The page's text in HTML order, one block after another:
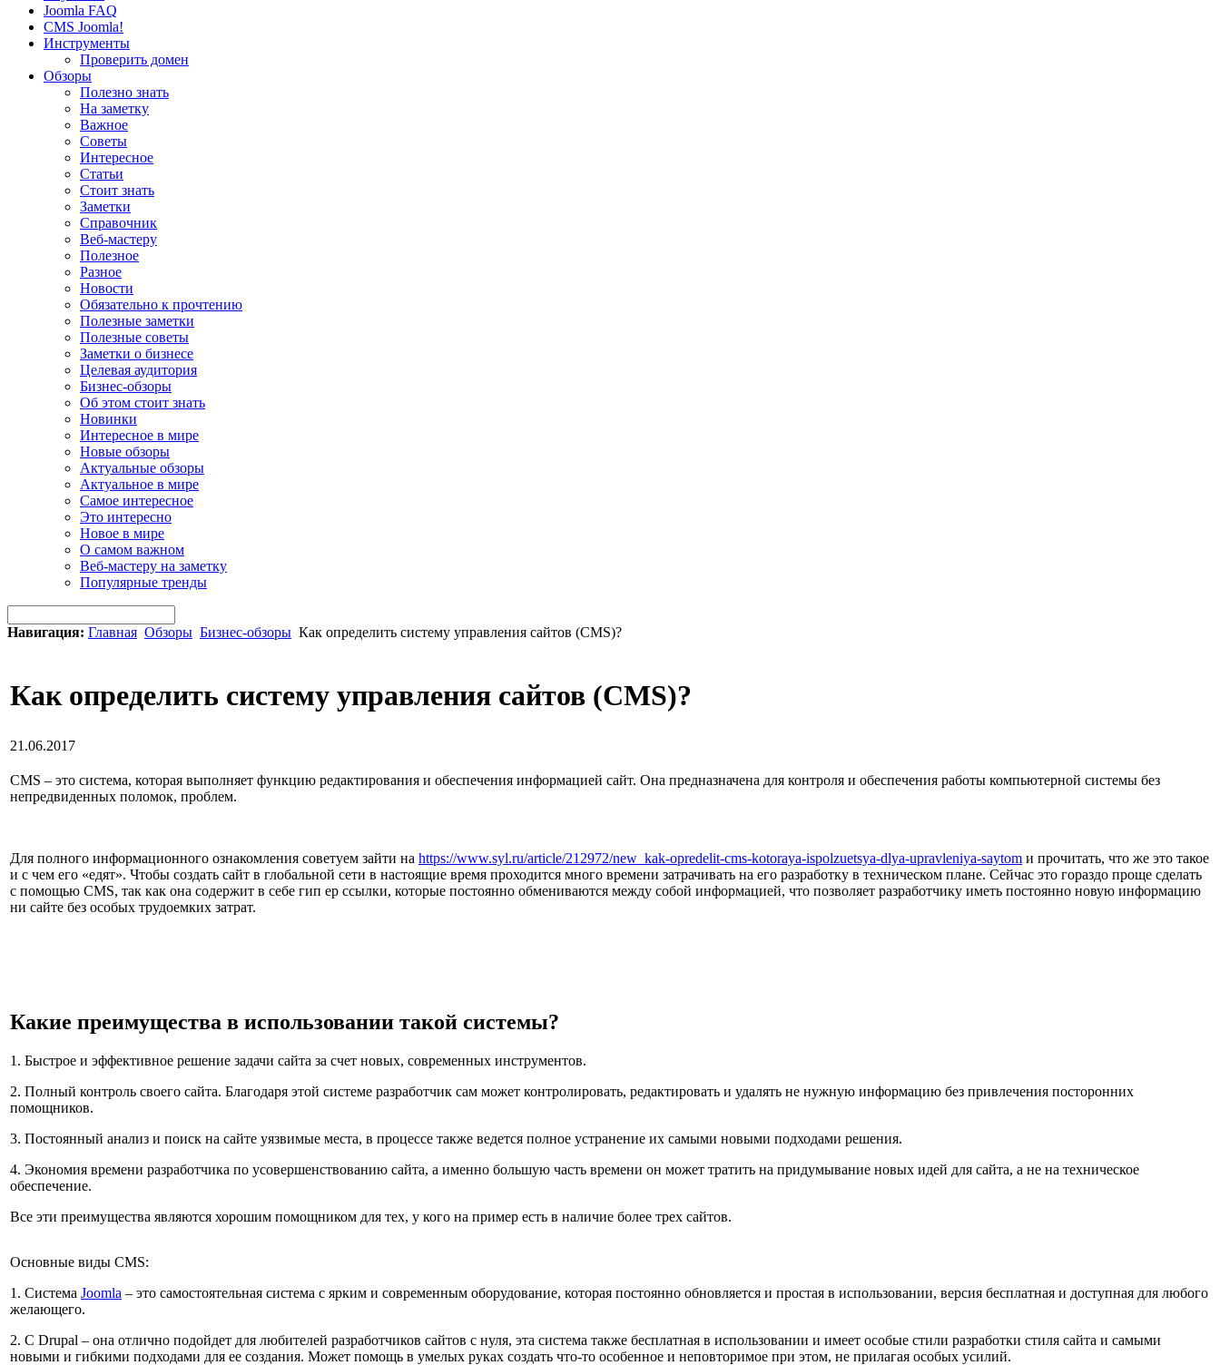
Joomla FAQ
CMS Joomla!
Инструменты
Проверить домен
Обзоры
Полезно знать
На заметку
Важное
Советы
Интересное
Статьи
Стоит знать
Заметки
Справочник
Веб-мастеру
Полезное
Разное
Новости
Обязательно к прочтению
Полезные заметки
Полезные советы
Заметки о бизнесе
Целевая аудитория
Бизнес-обзоры
Об этом стоит знать
Новинки
Интересное в мире
Новые обзоры
Актуальные обзоры
Актуальное в мире
Самое интересное
Это интересно
Новое в мире
О самом важном
Веб-мастеру на заметку
Популярные тренды
Навигация: Главная Обзоры Бизнес-обзоры Как определить систему управления сайтов (CMS)?
Как определить систему управления сайтов (CMS)?
21.06.2017
CMS – это система, которая выполняет функцию редактирования и обеспечения информацией сайт. Она предназначена для контроля и обеспечения работы компьютерной системы без
непредвиденных поломок, проблем.
Для полного информационного ознакомления советуем зайти на https://www.syl.ru/article/212972/new_kak-opredelit-cms-kotoraya-ispolzuetsya-dlya-upravleniya-saytom и прочитать, что же это такое
и с чем его «едят». Чтобы создать сайт в глобальной сети в настоящие время проходится много времени затрачивать на его разработку в техническом плане. Сейчас это гораздо проще сделать
с помощью CMS, так как она содержит в себе гип ер ссылки, которые постоянно обмениваются между собой информацией, что позволяет разработчику иметь постоянно новую информацию
ни сайте без особых трудоемких затрат.
Какие преимущества в использовании такой системы?
1. Быстрое и эффективное решение задачи сайта за счет новых, современных инструментов.
2. Полный контроль своего сайта. Благодаря этой системе разработчик сам может контролировать, редактировать и удалять не нужную информацию без привлечения посторонних
помощников.
3. Постоянный анализ и поиск на сайте уязвимые места, в процессе также ведется полное устранение их самыми новыми подходами решения.
4. Экономия времени разработчика по усовершенствованию сайта, а именно большую часть времени он может тратить на придумывание новых идей для сайта, а не на техническое
обеспечение.
Все эти преимущества являются хорошим помощником для тех, у кого на пример есть в наличие более трех сайтов.
Основные виды CMS:
1. Система Joomla – это самостоятельная система с ярким и современным оборудование, которая постоянно обновляется и простая в использовании, версия бесплатная и доступная для любого
желающего.
2. С Drupal – она отлично подойдет для любителей разработчиков сайтов с нуля, эта система также бесплатная в использовании и имеет особые стили разработки стиля сайта и самыми
новыми и гибкими подходами для ее создания. Может помощь в умелых руках создать что-то особенное и неповторимое при этом, не прилагая особых усилий.